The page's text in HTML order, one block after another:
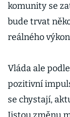
komunity se
bude trvat
reálného
Vláda ale
pozitivní
se chystají,